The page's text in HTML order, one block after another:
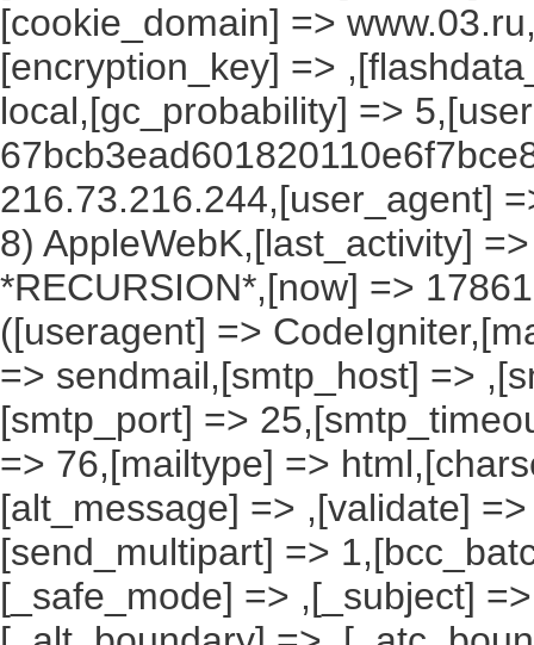
[cookie_domain] =>
[encryption_key] =>
local,[gc_probability] =>
216.73.216.244,[user_agent]
8) AppleWebK,[last_activity]
*RECURSION*,[now] =>
([useragent] =>
=> sendmail,[smtp_host] =>
[smtp_port] =>
=> 76,[mailtype] =>
[alt_message] => ,[validate]
[send_multipart] =>
[_safe_mode] => ,[_subject]